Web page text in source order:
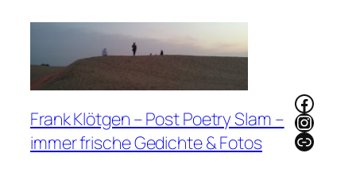
Frank Klötgen – Post Poetry Slam –
immer frische Gedichte & Fotos
Link